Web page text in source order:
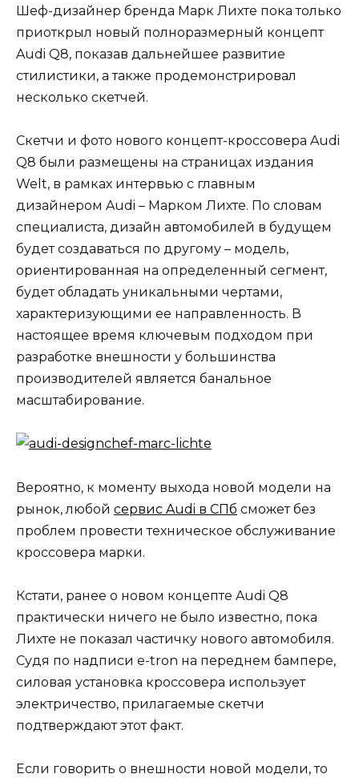
Шеф-дизайнер бренда Марк Лихте пока только
приоткрыл новый полноразмерный концепт
Audi Q8, показав дальнейшее развитие
стилистики, а также продемонстрировал
несколько скетчей.
Скетчи и фото нового концепт-кроссовера Audi
Q8 были размещены на страницах издания
Welt, в рамках интервью с главным
дизайнером Audi – Марком Лихте. По словам
специалиста, дизайн автомобилей в будущем
будет создаваться по другому – модель,
ориентированная на определенный сегмент,
будет обладать уникальными чертами,
характеризующими ее направленность. В
настоящее время ключевым подходом при
разработке внешности у большинства
производителей является банальное
масштабирование.
Вероятно, к моменту выхода новой модели на
рынок, любой сервис Audi в СПб сможет без
проблем провести техническое обслуживание
кроссовера марки.
Кстати, ранее о новом концепте Audi Q8
практически ничего не было известно, пока
Лихте не показал частичку нового автомобиля.
Судя по надписи e-tron на переднем бампере,
силовая установка кроссовера использует
электричество, прилагаемые скетчи
подтверждают этот факт.
Если говорить о внешности новой модели, то